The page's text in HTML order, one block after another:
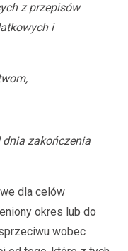
z przepisów
i
zakończenia
dla celów
okres lub do
wobec